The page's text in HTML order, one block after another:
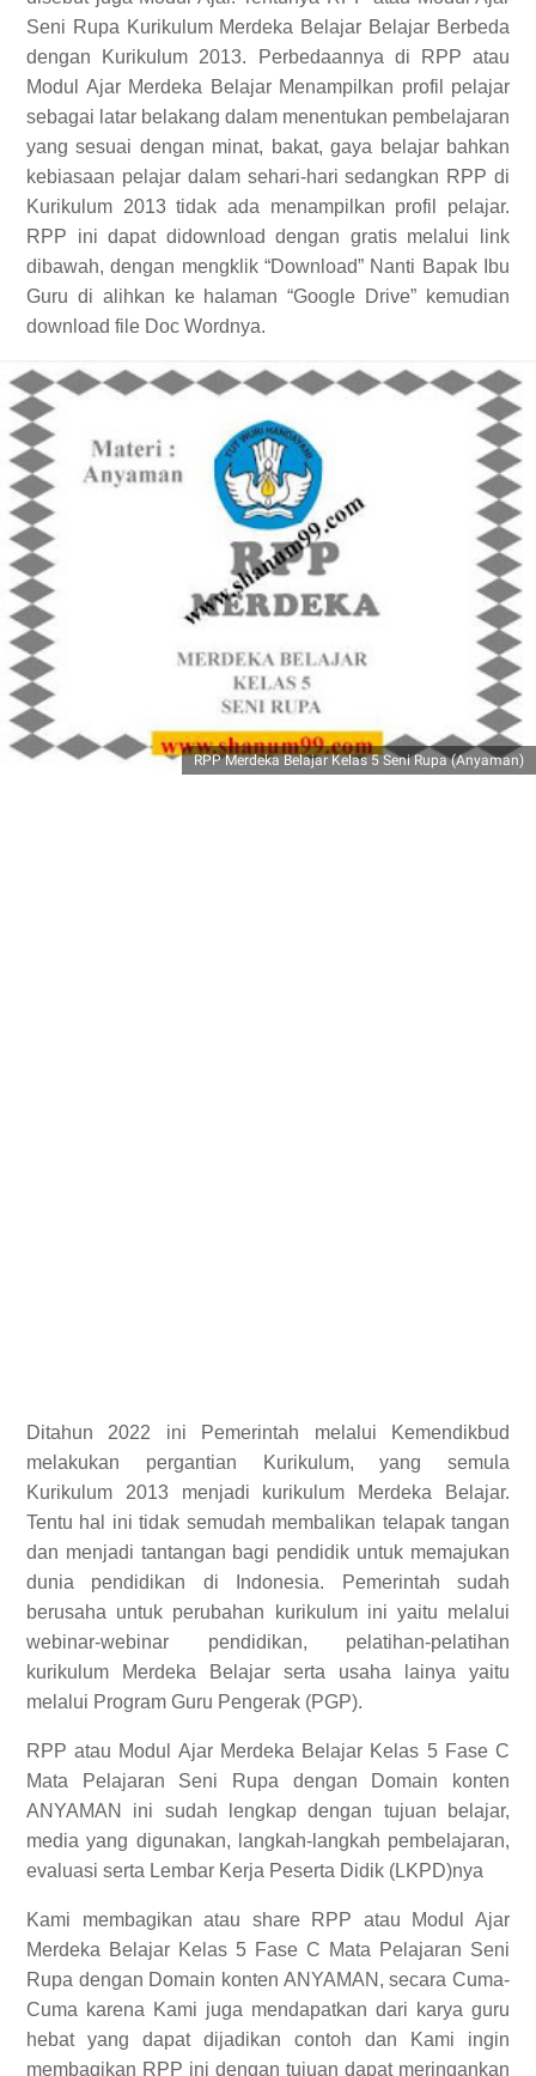
Seni Rupa Kurikulum Merdeka Belajar Belajar Berbeda
dengan Kurikulum 2013. Perbedaannya di RPP atau
Modul Ajar Merdeka Belajar Menampilkan profil pelajar
sebagai latar belakang dalam menentukan pembelajaran
yang sesuai dengan minat, bakat, gaya belajar bahkan
kebiasaan pelajar dalam sehari-hari sedangkan RPP di
Kurikulum 2013 tidak ada menampilkan profil pelajar.
RPP ini dapat didownload dengan gratis melalui link
dibawah, dengan mengklik “Download” Nanti Bapak Ibu
Guru di alihkan ke halaman “Google Drive” kemudian
download file Doc Wordnya.
RPP Merdeka Belajar Kelas 5 Seni Rupa (Anyaman)
Ditahun 2022 ini Pemerintah melalui Kemendikbud
melakukan pergantian Kurikulum, yang semula
Kurikulum 2013 menjadi kurikulum Merdeka Belajar.
Tentu hal ini tidak semudah membalikan telapak tangan
dan menjadi tantangan bagi pendidik untuk memajukan
dunia pendidikan di Indonesia. Pemerintah sudah
berusaha untuk perubahan kurikulum ini yaitu melalui
webinar-webinar pendidikan, pelatihan-pelatihan
kurikulum Merdeka Belajar serta usaha lainya yaitu
melalui Program Guru Pengerak (PGP).
RPP atau Modul Ajar Merdeka Belajar Kelas 5 Fase C
Mata Pelajaran Seni Rupa dengan Domain konten
ANYAMAN ini sudah lengkap dengan tujuan belajar,
media yang digunakan, langkah-langkah pembelajaran,
evaluasi serta Lembar Kerja Peserta Didik (LKPD)nya
Kami membagikan atau share RPP atau Modul Ajar
Merdeka Belajar Kelas 5 Fase C Mata Pelajaran Seni
Rupa dengan Domain konten ANYAMAN, secara Cuma-
Cuma karena Kami juga mendapatkan dari karya guru
hebat yang dapat dijadikan contoh dan Kami ingin
membagikan RPP ini dengan tujuan dapat meringankan